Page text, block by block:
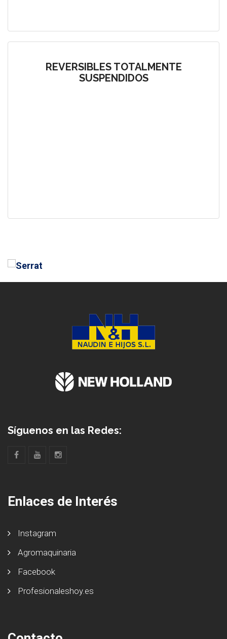
REVERSIBLES TOTALMENTE
SUSPENDIDOS
Síguenos en las Redes:
Enlaces de Interés
Instagram
Agromaquinaria
Facebook
Profesionaleshoy.es